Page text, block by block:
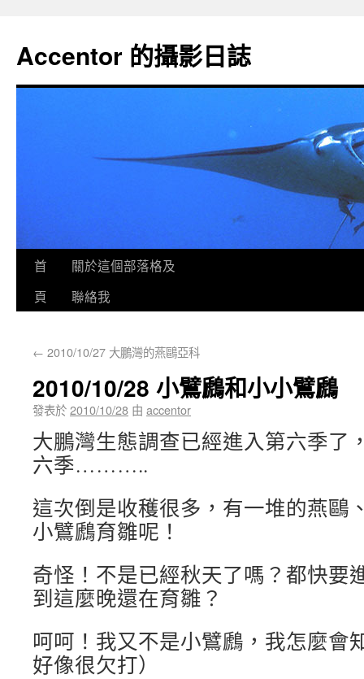
Accentor 的攝影日誌
首
頁
關於這個部落格及
聯絡我
← 2010/10/27 大鵬灣的燕鷗亞科
2010/10/28 小鷿鷉和小小鷿鷉
發表於2010/10/28 由 accentor
大鵬灣生態調查已經進入第六季了
六季………..
這次倒是收穫很多，有一堆的燕鷗
小鷿鷉育雛呢！
奇怪！不是已經秋天了嗎？都快要
到這麼晚還在育雛？
呵呵！我又不是小鷿鷉，我怎麼會
好像很欠打）